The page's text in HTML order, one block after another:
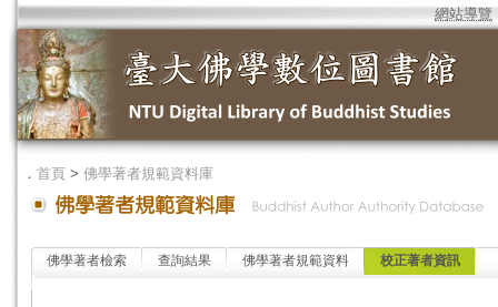
網站導覽
． 首頁 > 佛學著者規範資料庫
佛學著者檢索 查詢結果 佛學著者規範資料 校正著者資訊